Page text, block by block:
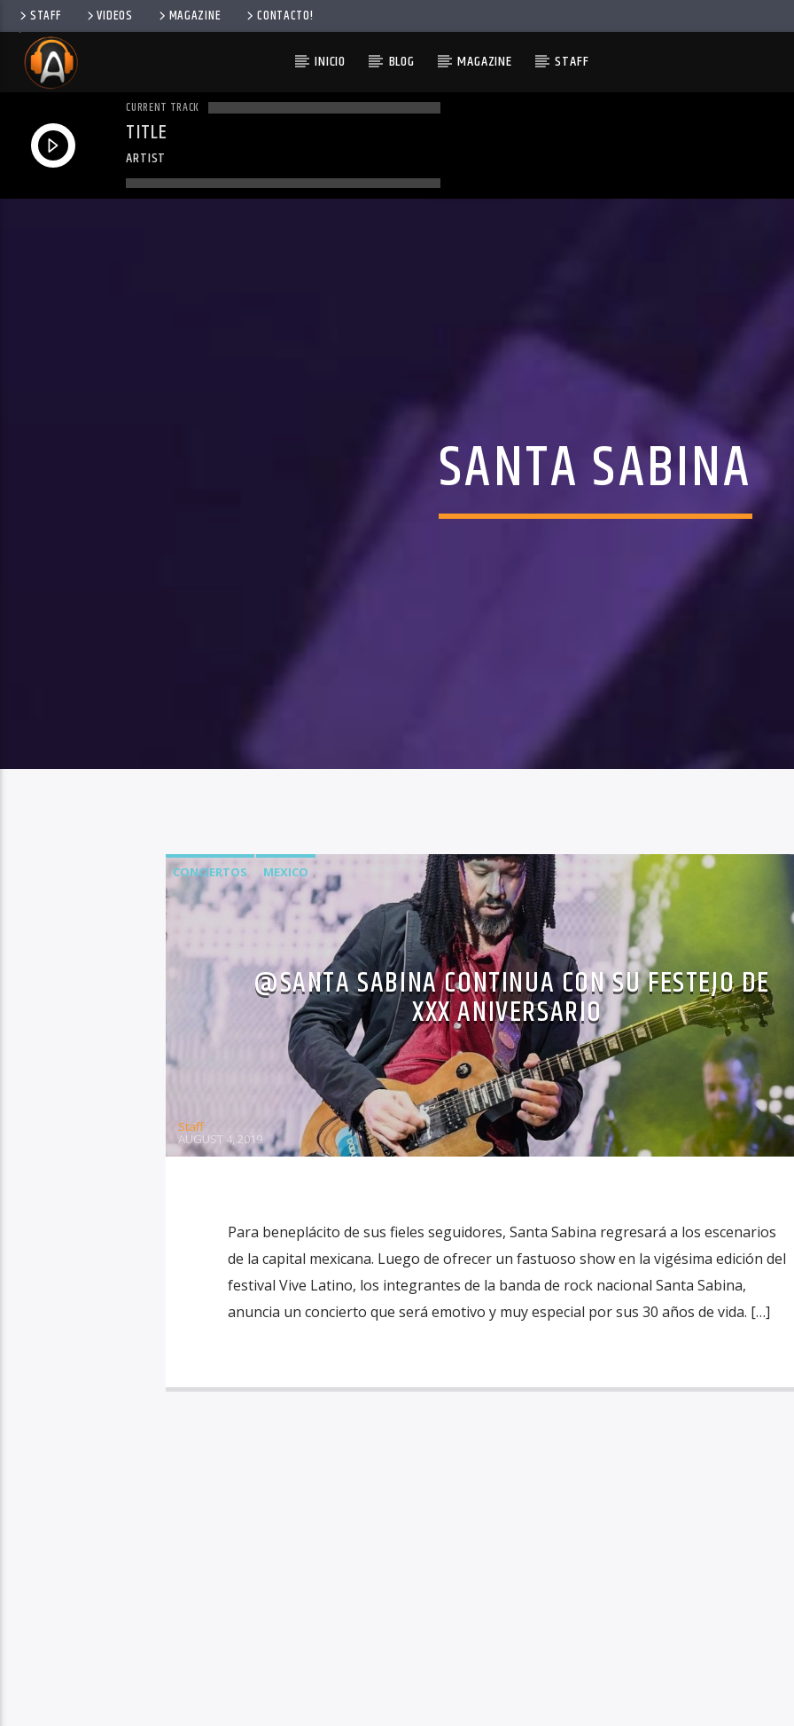
STAFF VIDEOS MAGAZINE CONTACTO!
INICIO BLOG MAGAZINE STAFF
CURRENT TRACK
TITLE
ARTIST
SANTA SABINA
CONCIERTOS MEXICO
@SANTA SABINA CONTINUA CON SU FESTEJO DE
XXX ANIVERSARIO
Staff
AUGUST 4, 2019
Para beneplácito de sus fieles seguidores, Santa Sabina regresará a los escenarios
de la capital mexicana. Luego de ofrecer un fastuoso show en la vigésima edición del
festival Vive Latino, los integrantes de la banda de rock nacional Santa Sabina,
anuncia un concierto que será emotivo y muy especial por sus 30 años de vida. […]